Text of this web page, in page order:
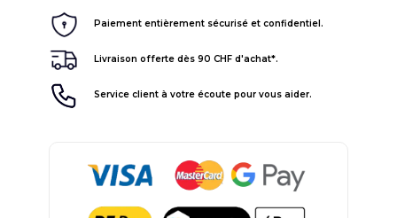
Paiement entièrement sécurisé et confidentiel.
Livraison offerte dès 90 CHF d'achat*.
Service client à votre écoute pour vous aider.